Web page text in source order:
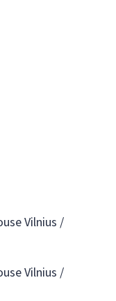
Vilnius /
Vilnius /